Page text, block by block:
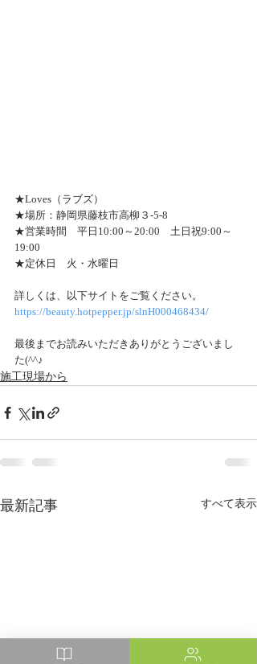
★Loves（ラブズ）
★場所：静岡県藤枝市高柳３-5-8
★営業時間　平日10:00～20:00　土日祝9:00～
19:00
★定休日　火・水曜日
詳しくは、以下サイトをご覧ください。
https://beauty.hotpepper.jp/slnH000468434/
最後までお読みいただきありがとうございまし
た(^^♪
施工現場から
最新記事 すべて表示